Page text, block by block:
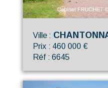
Ville :
Prix : 460 000 €
Réf : 6645